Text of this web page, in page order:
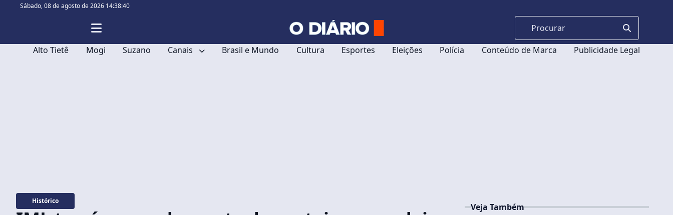
Sábado,08 de agosto de 2026 14:38:41
Alto Tietê Mogi Suzano Canais Brasil e Mundo Cultura Esportes Eleições Polícia Conteúdo de Marca Publicidade Legal
Histórico
Veja Também